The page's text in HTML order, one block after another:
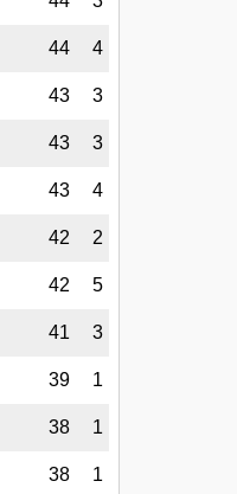
44 4
43 3
43 3
43 4
42 2
42 5
41 3
39 1
38 1
38 1